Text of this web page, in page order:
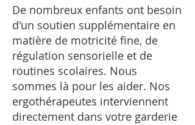
De nombreux enfants ont besoin
d'un soutien supplémentaire en
matière de motricité fine, de
régulation sensorielle et de
routines scolaires. Nous
sommes là pour les aider. Nos
ergothérapeutes interviennent
directement dans votre garderie